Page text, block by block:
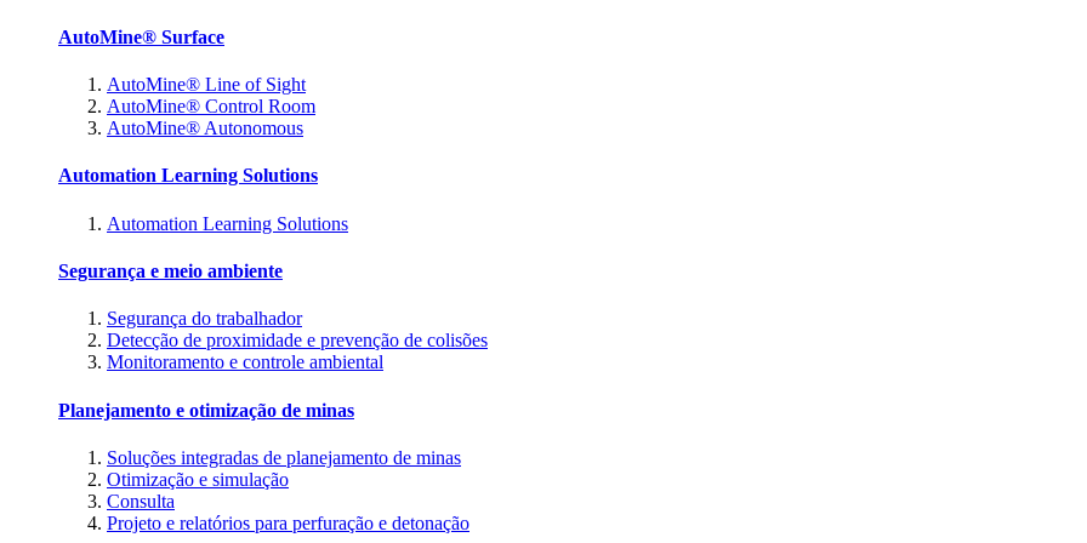
AutoMine® Surface
AutoMine® Line of Sight
AutoMine® Control Room
AutoMine® Autonomous
Automation Learning Solutions
Automation Learning Solutions
Segurança e meio ambiente
Segurança do trabalhador
Detecção de proximidade e prevenção de colisões
Monitoramento e controle ambiental
Planejamento e otimização de minas
Soluções integradas de planejamento de minas
Otimização e simulação
Consulta
Projeto e relatórios para perfuração e detonação